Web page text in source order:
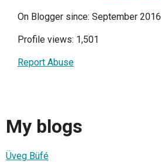
On Blogger since: September 2016
Profile views: 1,501
Report Abuse
My blogs
Üveg Büfé